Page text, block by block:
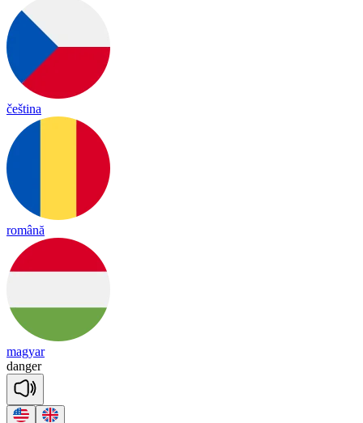
čeština
română
magyar
danger